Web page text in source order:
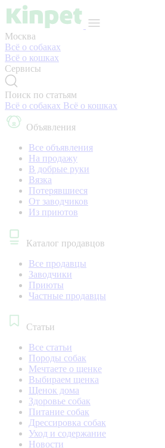
Москва
Всё о собаках
Всё о кошках
Сервисы
Поиск по статьям
Всё о собаках Всё о кошках
Объявления
Все объявления
На продажу
В добрые руки
Вязка
Потерявшиеся
От заводчиков
Из приютов
Каталог продавцов
Все продавцы
Заводчики
Приюты
Частные продавцы
Статьи
Все статьи
Породы собак
Мечтаете о щенке
Выбираем щенка
Щенок дома
Здоровье собак
Питание собак
Дрессировка собак
Уход и содержание
Новости